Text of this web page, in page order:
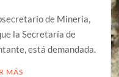
de Minería,
la Secretaría de
está demandada.
MÁS